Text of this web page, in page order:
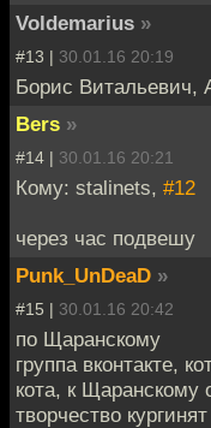
Voldemarius »
#13 | 30.01.16 20:19
Борис Витальевич,
Bers »
#14 | 30.01.16 20:21
Кому: stalinets, #12
через час подвешу
Punk_UnDeaD »
#15 | 30.01.16 20:42
по Щаранскому
группа вконтакте,
кота, к Щаранскому
творчество кургинят